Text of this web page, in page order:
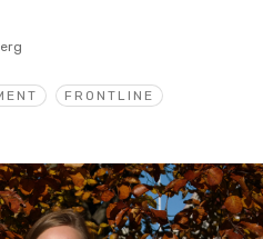
FRONTLINE